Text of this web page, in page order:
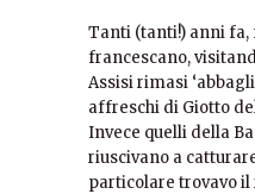
Tanti (tanti!) anni fa,
francescano,
Assisi rimasi
affreschi di Giotto
Invece quelli della
riuscivano a
particolare trovavo